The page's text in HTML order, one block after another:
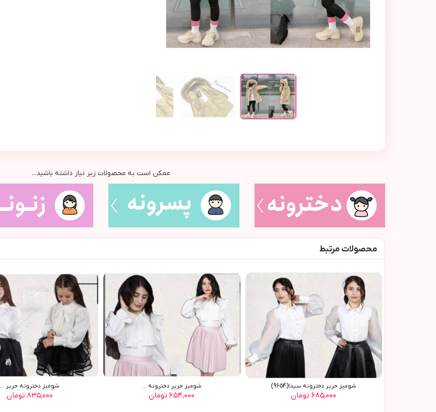
ممکن است به محصولات زیر نیاز داشته باشید...
محصولات مرتبط
شوميز حرير دخترونه سيدا(9654)
۶۸۵,۰۰۰ تومان
شوميز حرير دخترونه ...
۶۵۴,۰۰۰ تومان
شوميز دخترونه حرير ...
۸۳۵,۰۰۰ تومان